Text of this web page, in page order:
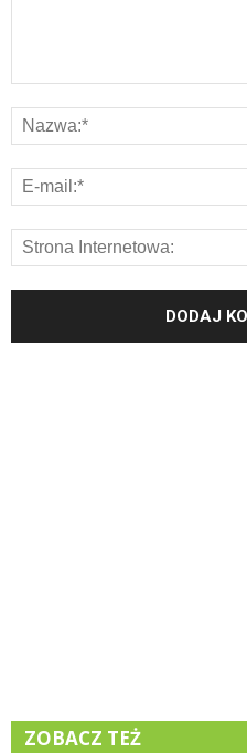
ZOBACZ TEŻ